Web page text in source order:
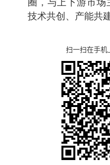
圈，与上下游市场
技术共创、产能共建
扫一扫在手机